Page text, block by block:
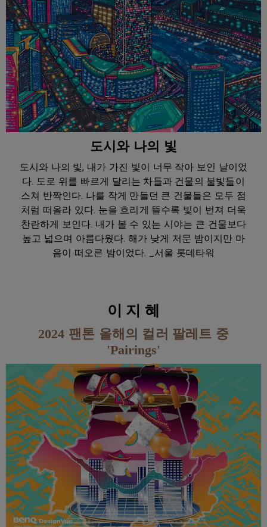
도시와 나의 빛
도시와 나의 빛, 내가 가진 빛이 너무 작아 보인 날이었
다. 도로 위를 빠르게 달리는 차들과 건물의 불빛들이
스쳐 반짝인다. 나를 작게 만들던 큰 건물들은 모두 점
처럼 떠올라 있다. 눈을 흐리게 뜰수록 빛이 번져 더욱
찬란하게 보인다. 내가 볼 수 있는 시야는 큰 건물보다
높고 넓으며 아름다웠다. 해가 낮게 저문 밤이지만 마
음이 떠오른 밤이었다. _서울 롯데타워
이 지 혜
2024 팬톤 올해의 컬러 팔레트 중
'Pairings'